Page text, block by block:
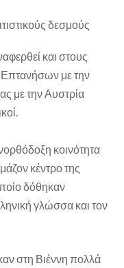
δεσμούς
και στους
με την
με την Αυστρία
κοινότητα
κέντρο της
δόθηκαν
γλώσσα και τον
στη Βιέννη πολλά